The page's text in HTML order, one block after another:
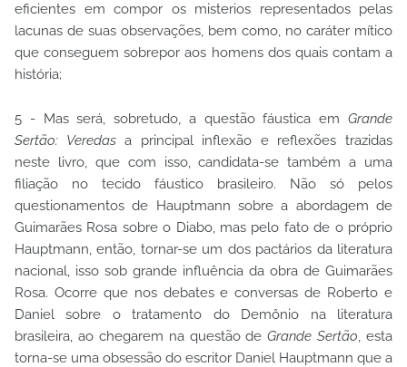
eficientes em compor os misterios representados pelas
lacunas de suas observações, bem como, no caráter mítico
que conseguem sobrepor aos homens dos quais contam a
história;
5 - Mas será, sobretudo, a questão fáustica em Grande
Sertão: Veredasa principal inflexão e reflexões trazidas
neste livro, que com isso, candidata-se também a uma
filiação no tecido fáustico brasileiro. Não só pelos
questionamentos de Hauptmann sobre a abordagem de
Guimarães Rosa sobre o Diabo, mas pelo fato de o próprio
Hauptmann, então, tornar-se um dos pactários da literatura
nacional, isso sob grande influência da obra de Guimarães
Rosa. Ocorre que nos debates e conversas de Roberto e
Daniel sobre o tratamento do Demônio na literatura
brasileira, ao chegarem na questão deGrande Sertão, esta
torna-se uma obsessão do escritor Daniel Hauptmann que a